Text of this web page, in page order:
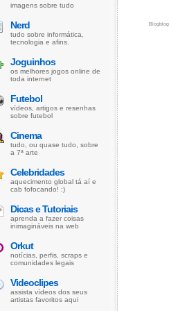
imagens sobre tudo
Nerd
tudo sobre informática,
tecnologia e afins.
Joguinhos
os melhores jogos online de
toda internet
Futebol
vídeos, artigos e resenhas
sobre futebol
Cinema
tudo, ou quase tudo, sobre
a 7ª arte
Celebridades
aquecimento global tá aí e
cab fofocando! :)
Dicas e Tutoriais
aprenda a fazer coisas
inimagináveis na web
Orkut
notícias, perfis, scraps e
comunidades legais
Videoclipes
assista vídeos dos seus
artistas favoritos aqui